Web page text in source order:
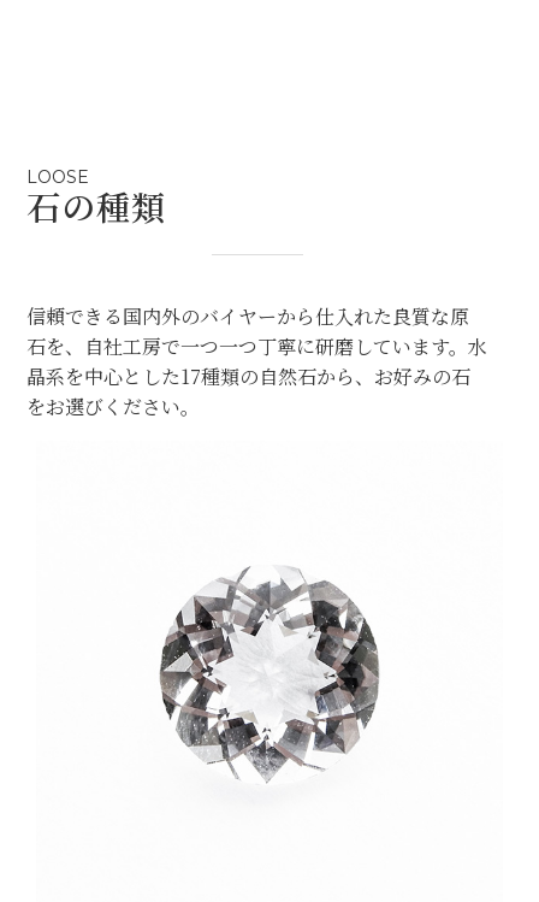
LOOSE
石の種類
信頼できる国内外のバイヤーから仕入れた良質な原
石を、自社工房で一つ一つ丁寧に研磨しています。水
晶系を中心とした17種類の自然石から、お好みの石
をお選びください。